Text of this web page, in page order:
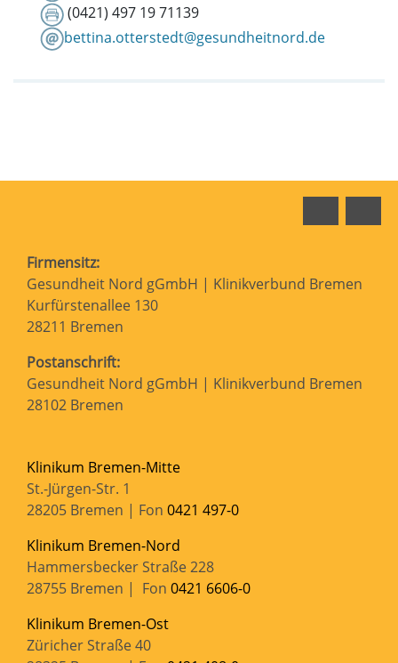
(0421) 497 19 71139
bettina.otterstedt@gesundheitnord.de
Firmensitz:
Gesundheit Nord gGmbH | Klinikverbund Bremen
Kurfürstenallee 130
28211 Bremen
Postanschrift:
Gesundheit Nord gGmbH | Klinikverbund Bremen
28102 Bremen
Klinikum Bremen-Mitte
St.-Jürgen-Str. 1
28205 Bremen | Fon 0421 497-0
Klinikum Bremen-Nord
Hammersbecker Straße 228
28755 Bremen | Fon 0421 6606-0
Klinikum Bremen-Ost
Züricher Straße 40